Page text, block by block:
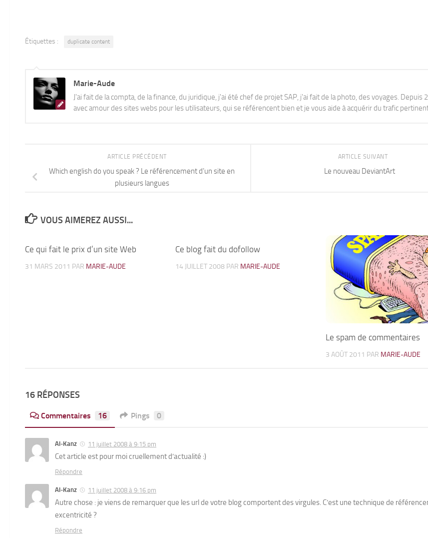
Étiquettes : duplicate content
Marie-Aude
J'ai fait de la compta, de la finance, du juridique, j'ai été chef de projet SAP, j'ai fait de la photo, des voyages. Depuis
avec amour des sites webs pour les utilisateurs, qui se référencent bien et je vous aide à acquérir du trafic
ARTICLE SUIVANT
Le nouveau DeviantArt
ARTICLE PRÉCÉDENT
Which english do you speak ? Le référencement d’un site en
plusieurs langues
VOUS AIMEREZ AUSSI...
Ce qui fait le prix d’un site Web
31 MARS 2011 PAR MARIE-AUDE
Ce blog fait du dofollow
14 JUILLET 2008 PAR MARIE-AUDE
Le spam de commentaires
3 AOÛT 2011 PAR MARIE-AUDE
16 RÉPONSES
Commentaires 16 Pings 0
Al-Kanz 11 juillet 2008 à 9:15 pm
Cet article est pour moi cruellement d’actualité :)
Répondre
Al-Kanz 11 juillet 2008 à 9:16 pm
Autre chose : je viens de remarquer que les url de votre blog comportent des virgules. C’est une technique de
excentricité ?
Répondre